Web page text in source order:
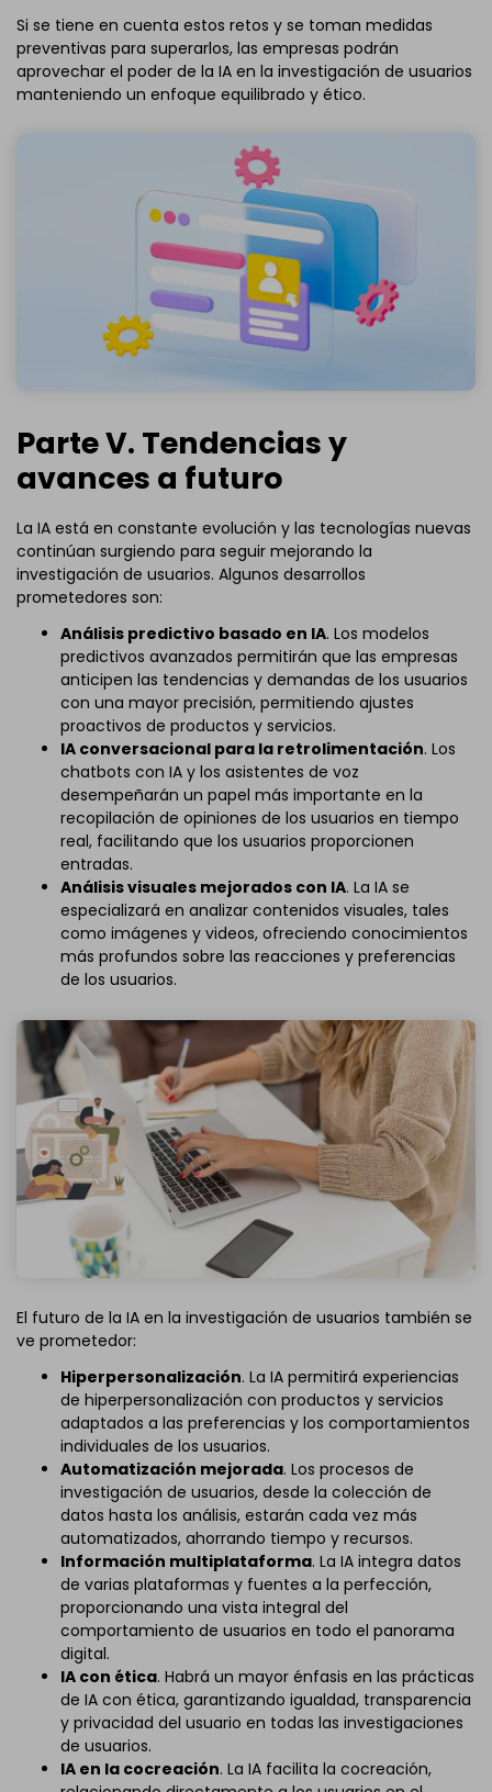
Si se tiene en cuenta estos retos y se toman medidas
preventivas para superarlos, las empresas podrán
aprovechar el poder de la IA en la investigación de usuarios
manteniendo un enfoque equilibrado y ético.
Parte V. Tendencias y
avances a futuro
La IA está en constante evolución y las tecnologías nuevas
continúan surgiendo para seguir mejorando la
investigación de usuarios. Algunos desarrollos
prometedores son:
Análisis predictivo basado en IA. Los modelos
predictivos avanzados permitirán que las empresas
anticipen las tendencias y demandas de los usuarios
con una mayor precisión, permitiendo ajustes
proactivos de productos y servicios.
IA conversacional para la retrolimentación. Los
chatbots con IA y los asistentes de voz
desempeñarán un papel más importante en la
recopilación de opiniones de los usuarios en tiempo
real, facilitando que los usuarios proporcionen
entradas.
Análisis visuales mejorados con IA. La IA se
especializará en analizar contenidos visuales, tales
como imágenes y videos, ofreciendo conocimientos
más profundos sobre las reacciones y preferencias
de los usuarios.
El futuro de la IA en la investigación de usuarios también se
ve prometedor:
Hiperpersonalización. La IA permitirá experiencias
de hiperpersonalización con productos y servicios
adaptados a las preferencias y los comportamientos
individuales de los usuarios.
Automatización mejorada. Los procesos de
investigación de usuarios, desde la colección de
datos hasta los análisis, estarán cada vez más
automatizados, ahorrando tiempo y recursos.
Información multiplataforma. La IA integra datos
de varias plataformas y fuentes a la perfección,
proporcionando una vista integral del
comportamiento de usuarios en todo el panorama
digital.
IA con ética. Habrá un mayor énfasis en las prácticas
de IA con ética, garantizando igualdad, transparencia
y privacidad del usuario en todas las investigaciones
de usuarios.
IA en la cocreación. La IA facilita la cocreación,